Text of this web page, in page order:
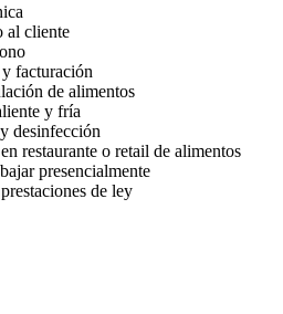
al cliente
facturación
de alimentos
y fría
desinfección
restaurante o retail de alimentos
presencialmente
de ley